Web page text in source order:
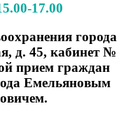
17.00
города
д. 45, кабинет №
прием граждан
Емельяновым